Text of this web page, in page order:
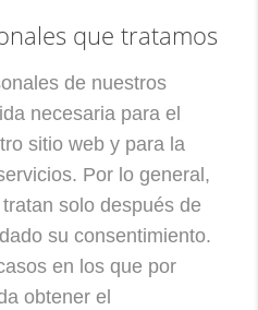
que tratamos
de nuestros
necesaria para el
sitio web y para la
Por lo general,
solo después de
su consentimiento.
en los que por
obtener el